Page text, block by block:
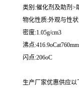
类别:催化剂及助剂>
物化性质:外观与性
密度:1.05g/cm3
沸点
闪点:206oC
生产厂家优惠供应